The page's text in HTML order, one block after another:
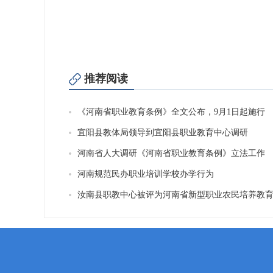
推荐阅读
《河南省职业教育条例》全文公布，9月1日起施行
宜阳县教体局领导到宜阳县职业教育中心调研
河南省人大调研《河南省职业教育条例》立法工作
河南规范民办职业培训学校办学行为
汝南县职教中心被评为河南省新型职业农民培养教